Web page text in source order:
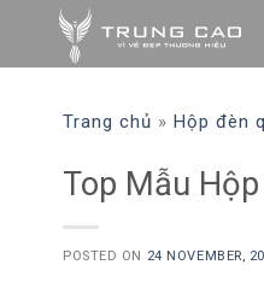
content
Trang chủ » Hộp đèn
Top Mẫu
POSTED ON 24 NOVEMBER,